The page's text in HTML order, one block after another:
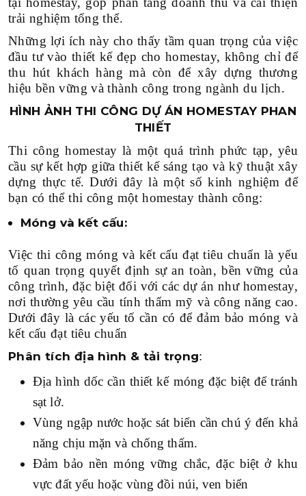
trải nghiệm tổng thể.
Những lợi ích này cho thấy tầm quan trọng của việc
đầu tư vào thiết kế đẹp cho homestay, không chỉ để
thu hút khách hàng mà còn để xây dựng thương
hiệu bền vững và thành công trong ngành du lịch.
HÌNH ẢNH THI CÔNG DỰ ÁN HOMESTAY PHAN
THIẾT
Thi công homestay là một quá trình phức tạp, yêu
cầu sự kết hợp giữa thiết kế sáng tạo và kỹ thuật xây
dựng thực tế. Dưới đây là một số kinh nghiệm để
bạn có thể thi công một homestay thành công:
Móng và kết cấu:
Việc thi công móng và kết cấu đạt tiêu chuẩn là yếu
tố quan trọng quyết định sự an toàn, bền vững của
công trình, đặc biệt đối với các dự án như homestay,
nơi thường yêu cầu tính thẩm mỹ và công năng cao.
Dưới đây là các yếu tố cần có để đảm bảo móng và
kết cấu đạt tiêu chuẩn
Phân tích địa hình & tải trọng:
Địa hình dốc cần thiết kế móng đặc biệt để tránh
sạt lở.
Vùng ngập nước hoặc sát biển cần chú ý đến khả
năng chịu mặn và chống thấm.
Đảm bảo nền móng vững chắc, đặc biệt ở khu
vực đất yếu hoặc vùng đồi núi, ven biển